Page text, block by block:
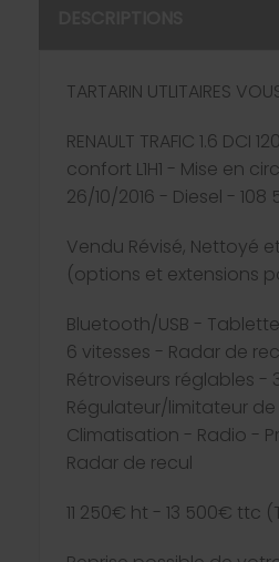
TARTARIN UTLITAIRES
RENAULT TRAFIC 1.6 DCI
confort L1H1 - Mise en
26/10/2016 - Diesel - 108
Vendu Révisé, Nettoyé
(options et extensions
Bluetooth/USB -
6 vitesses - Radar de
Rétroviseurs réglables -
Régulateur/limitateur
Climatisation - Radio -
Radar de recul
11 250€ ht - 13 500€ ttc